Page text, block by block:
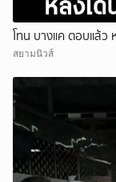
โทน บางแค ตอบแล้ว
สยามนิวส์